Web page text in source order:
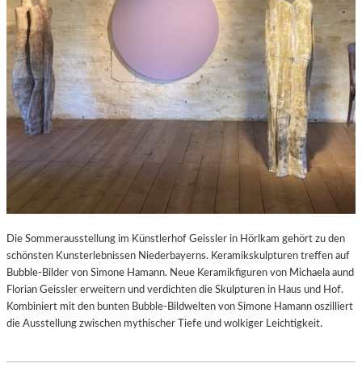
Die Sommerausstellung im Künstlerhof Geissler in Hörlkam gehört zu den
schönsten Kunsterlebnissen Niederbayerns. Keramikskulpturen treffen auf
Bubble-Bilder von Simone Hamann. Neue Keramikfiguren von Michaela aund
Florian Geissler erweitern und verdichten die Skulpturen in Haus und Hof.
Kombiniert mit den bunten Bubble-Bildwelten von Simone Hamann oszilliert
die Ausstellung zwischen mythischer Tiefe und wolkiger Leichtigkeit.